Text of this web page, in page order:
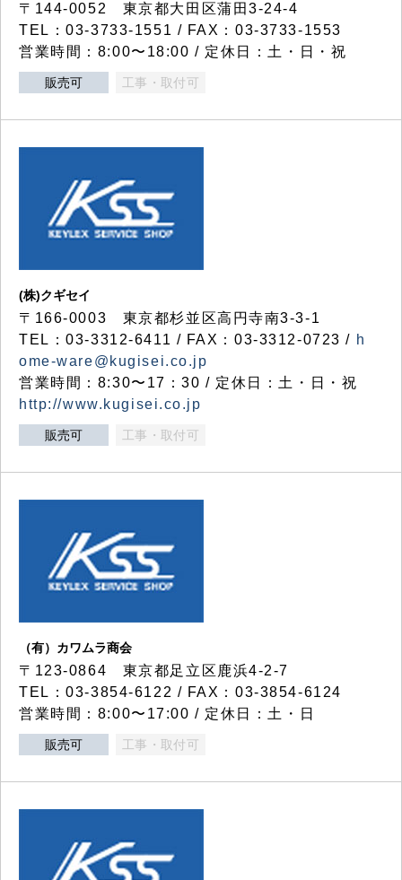
〒144-0052 東京都大田区蒲田3-24-4
TEL：03-3733-1551 / FAX：03-3733-1553
営業時間：8:00〜18:00 / 定休日：土・日・祝
販売可 工事・取付可
(株)クギセイ
〒166-0003 東京都杉並区高円寺南3-3-1
TEL：03-3312-6411 / FAX：03-3312-0723 / h
ome-ware@kugisei.co.jp
営業時間：8:30〜17：30 / 定休日：土・日・祝
http://www.kugisei.co.jp
販売可 工事・取付可
（有）カワムラ商会
〒123-0864 東京都足立区鹿浜4-2-7
TEL：03-3854-6122 / FAX：03-3854-6124
営業時間：8:00〜17:00 / 定休日：土・日
販売可 工事・取付可